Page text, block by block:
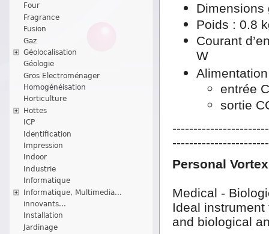
Four
Fragrance
Fusion
Gaz
Géolocalisation
Géologie
Gros Electroménager
Homogénéisation
Horticulture
Hottes
ICP
Identification
Impression
Indoor
Industrie
Informatique
Informatique, Multimedia...
innovants...
Installation
Jardinage
Dimensions
Poids : 0.8
Courant
W
entrée
sortie
Personal
Medical -
Ideal
and biological